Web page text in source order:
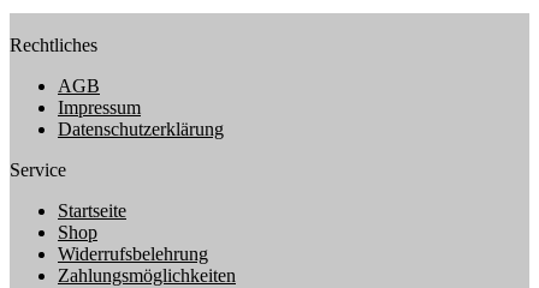
Rechtliches
AGB
Impressum
Datenschutzerklärung
Service
Startseite
Shop
Widerrufsbelehrung
Zahlungsmöglichkeiten